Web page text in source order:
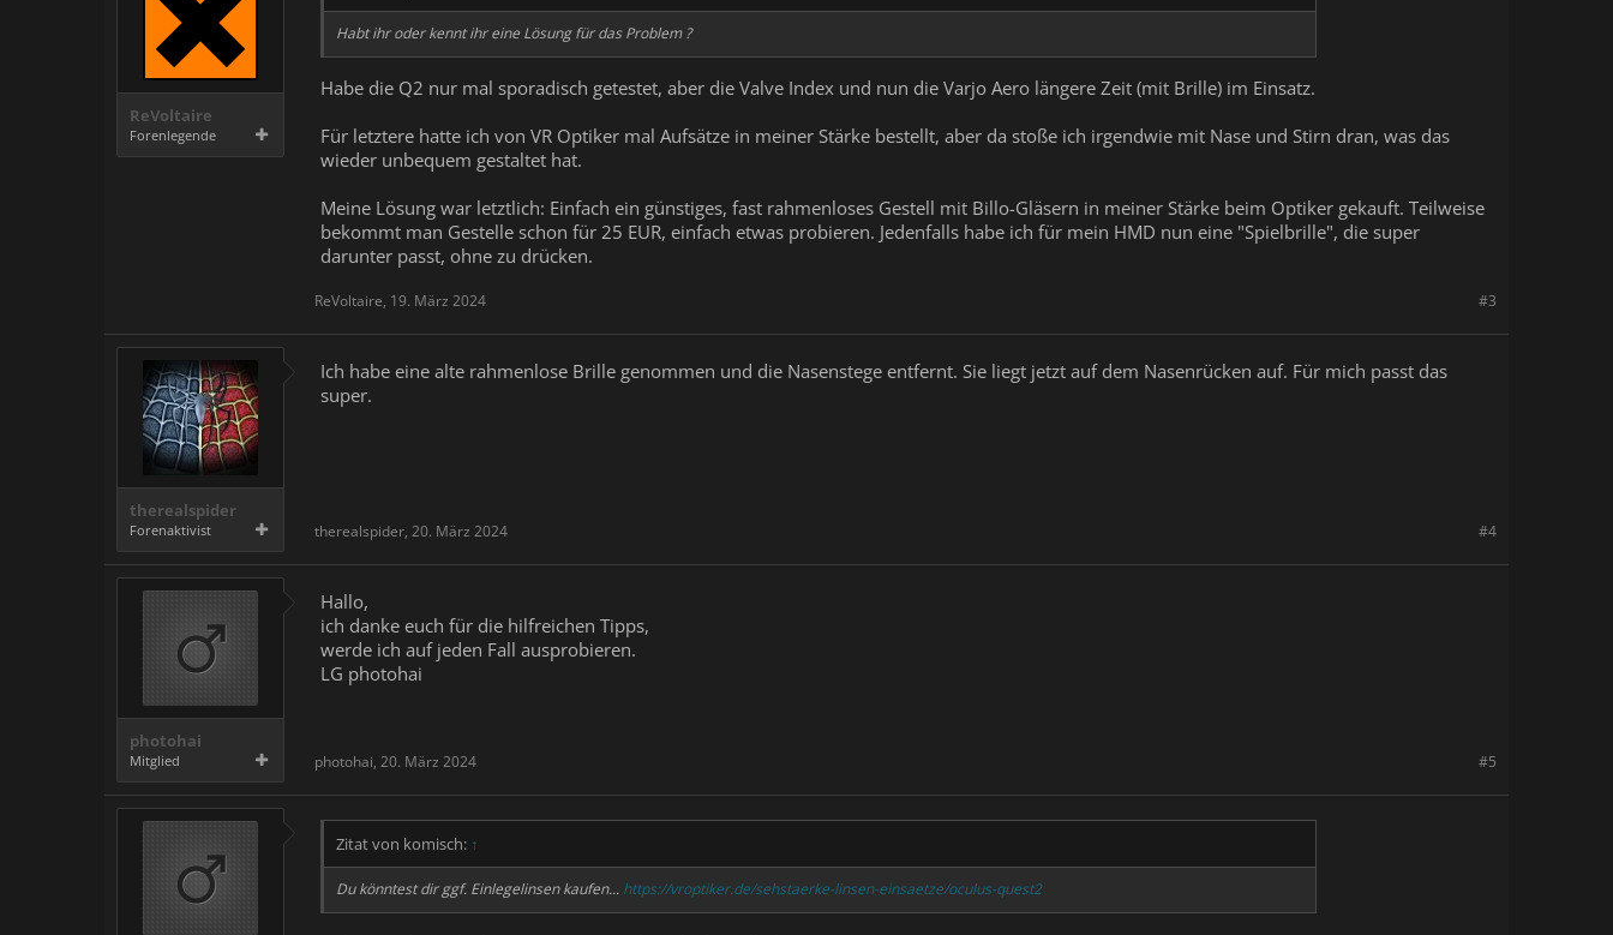
ReVoltaire
Forenlegende
Habt ihr oder kennt ihr eine Lösung für das Problem ?
Habe die Q2 nur mal sporadisch getestet, aber die Valve Index und nun die Varjo Aero längere Zeit (mit Brille) im Einsatz.
Für letztere hatte ich von VR Optiker mal Aufsätze in meiner Stärke bestellt, aber da stoße ich irgendwie mit Nase und Stirn dran, was das
wieder unbequem gestaltet hat.
Meine Lösung war letztlich: Einfach ein günstiges, fast rahmenloses Gestell mit Billo-Gläsern in meiner Stärke beim Optiker gekauft. Teilweise
bekommt man Gestelle schon für 25 EUR, einfach etwas probieren. Jedenfalls habe ich für mein HMD nun eine "Spielbrille", die super
darunter passt, ohne zu drücken.
#3
ReVoltaire, 19. März 2024
therealspider
Forenaktivist
Ich habe eine alte rahmenlose Brille genommen und die Nasenstege entfernt. Sie liegt jetzt auf dem Nasenrücken auf. Für mich passt das
super.
#4
therealspider, 20. März 2024
photohai
Mitglied
Hallo,
ich danke euch für die hilfreichen Tipps,
werde ich auf jeden Fall ausprobieren.
LG photohai
#5
photohai, 20. März 2024
Zitat von komisch: ↑
Du könntest dir ggf. Einlegelinsen kaufen... https://vroptiker.de/sehstaerke-linsen-einsaetze/oculus-quest2